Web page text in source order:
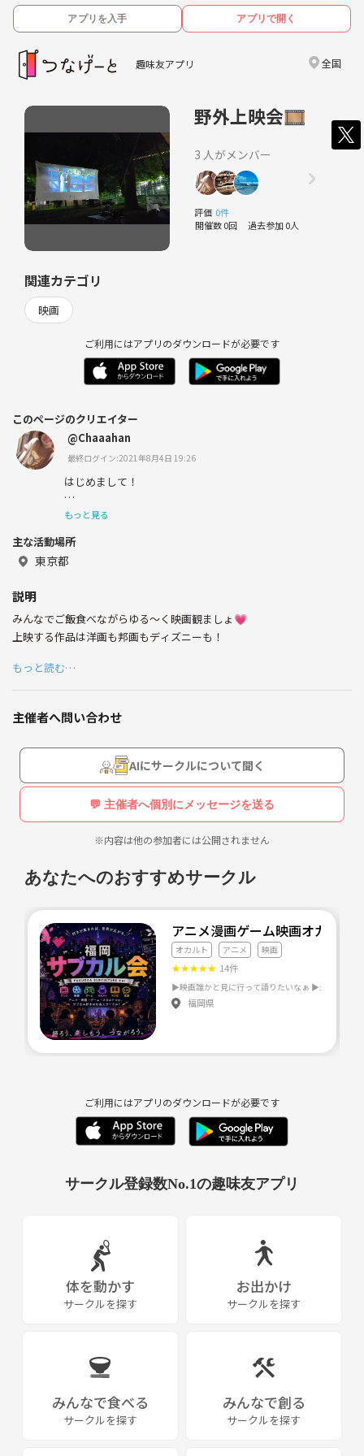
アプリを入手 アプリで開く
趣味友アプリ 全国
野外上映会🎞
3 人がメンバー
評価 0件
開催数 0回 過去参加 0人
関連カテゴリ
映画
ご利用にはアプリのダウンロードが必要です
このページのクリエイター
@Chaaahan
最終ログイン:2021年8月4日 19:26
はじめまして！
山形出身で中野区に住んでます、はーちゃんです🙌💕
趣味友達たくさん出来たら嬉しいです🤙💓
もっと見る
主な活動場所
東京都
説明
みんなでご飯食べながらゆる〜く映画観ましょ💗
上映する作品は洋画も邦画もディズニーも！
もっと読む…
主催者へ問い合わせ
AIにサークルについて聞く
💬 主催者へ個別にメッセージを送る
※内容は他の参加者には公開されません
あなたへのおすすめサークル
アニメ漫画ゲーム映画オカルト
オカルト アニメ 映画
★★★★★ 14件
福岡県
ご利用にはアプリのダウンロードが必要です
サークル登録数No.1の趣味友アプリ
体を動かす
サークルを探す
お出かけ
サークルを探す
みんなで食べる
サークルを探す
みんなで創る
サークルを探す